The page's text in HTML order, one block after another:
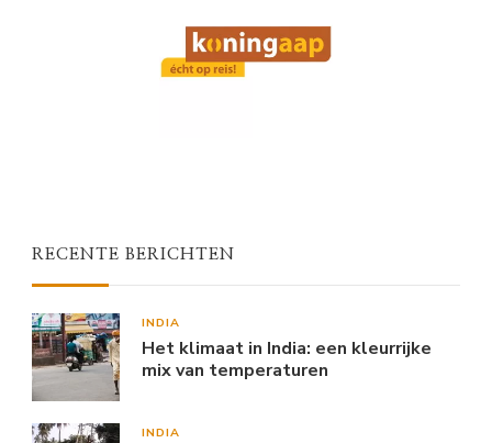
RECENTE BERICHTEN
INDIA
Het klimaat in India: een kleurrijke
mix van temperaturen
INDIA